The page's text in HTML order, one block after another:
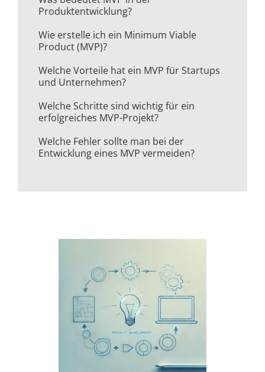
Produktentwicklung?
Wie erstelle ich ein Minimum Viable
Product (MVP)?
Welche Vorteile hat ein MVP für Startups
und Unternehmen?
Welche Schritte sind wichtig für ein
erfolgreiches MVP-Projekt?
Welche Fehler sollte man bei der
Entwicklung eines MVP vermeiden?